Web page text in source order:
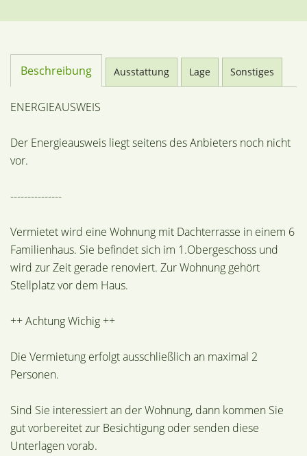
Beschreibung Ausstattung Lage Sonstiges
ENERGIEAUSWEIS
Der Energieausweis liegt seitens des Anbieters noch nicht
vor.
---------------
Vermietet wird eine Wohnung mit Dachterrasse in einem 6
Familienhaus. Sie befindet sich im 1.Obergeschoss und
wird zur Zeit gerade renoviert. Zur Wohnung gehört
Stellplatz vor dem Haus.
++ Achtung Wichig ++
Die Vermietung erfolgt ausschließlich an maximal 2
Personen.
Sind Sie interessiert an der Wohnung, dann kommen Sie
gut vorbereitet zur Besichtigung oder senden diese
Unterlagen vorab.